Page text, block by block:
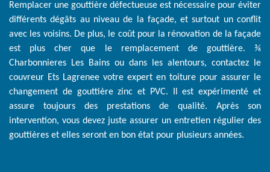
Remplacer une gouttière défectueuse est nécessaire pour éviter
différents dégâts au niveau de la façade, et surtout un conflit
avec les voisins. De plus, le coût pour la rénovation de la façade
est plus cher que le remplacement de gouttière. ¾
Charbonnieres Les Bains ou dans les alentours, contactez le
couvreur Ets Lagrenee votre expert en toiture pour assurer le
changement de gouttière zinc et PVC. Il est expérimenté et
assure toujours des prestations de qualité. Après son
intervention, vous devez juste assurer un entretien régulier des
gouttières et elles seront en bon état pour plusieurs années.